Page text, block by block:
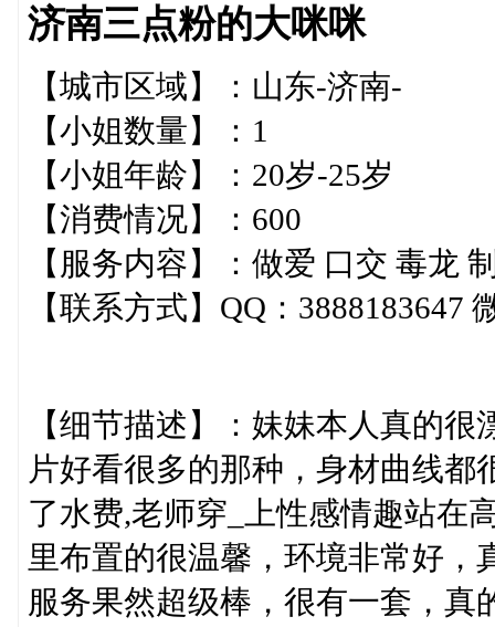
济南三点粉的大咪咪
【城市区域】：山东-济南-
【小姐数量】：1
【小姐年龄】：20岁-25岁
【消费情况】：600
【服务内容】：做爱 口交 毒龙
【联系方式】QQ：3888183647
【细节描述】：妹妹本人真的
片好看很多的那种，身材曲线
了水费,老师穿_上性感情趣站在
里布置的很温馨，环境非常好，
服务果然超级棒，很有一套，真